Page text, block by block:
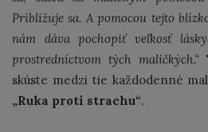
Približuje sa. A pomocou tejto
nám dáva pochopiť veľkosť
prostredníctvom tých maličkých.“
skúste medzi tie každodenné
„Ruka proti strachu“.